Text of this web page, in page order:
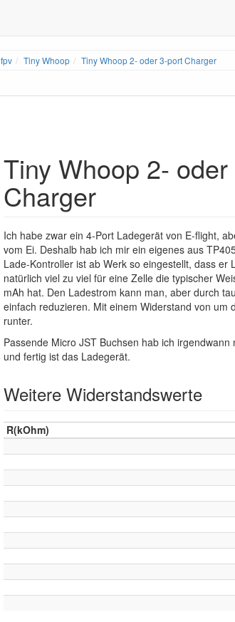
fpv Tiny Whoop Tiny Whoop 2- oder 3-port Charger
Tiny Whoop 2-
Charger
Ich habe zwar ein 4-Port Ladegerät von E-flight,
vom Ei. Deshalb hab ich mir ein eigenes aus
Lade-Kontroller ist ab Werk so eingestellt, dass er
natürlich viel zu viel für eine Zelle die typischer
mAh hat. Den Ladestrom kann man, aber durch
einfach reduzieren. Mit einem Widerstand von
runter.
Passende Micro JST Buchsen hab ich
und fertig ist das Ladegerät.
Weitere Widerstandswerte
R(kOhm)